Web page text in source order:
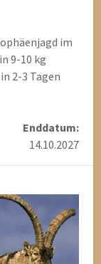
im
9-10 kg
2-3 Tagen
Enddatum:
14.10.2027